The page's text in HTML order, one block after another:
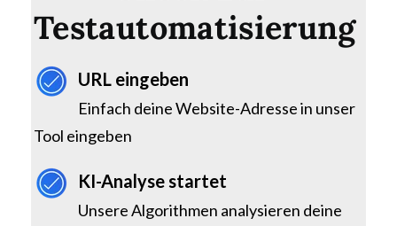
Testautomatisierung
URL eingeben
Einfach deine Website-Adresse in unser
Tool eingeben
KI-Analyse startet
Unsere Algorithmen analysieren deine